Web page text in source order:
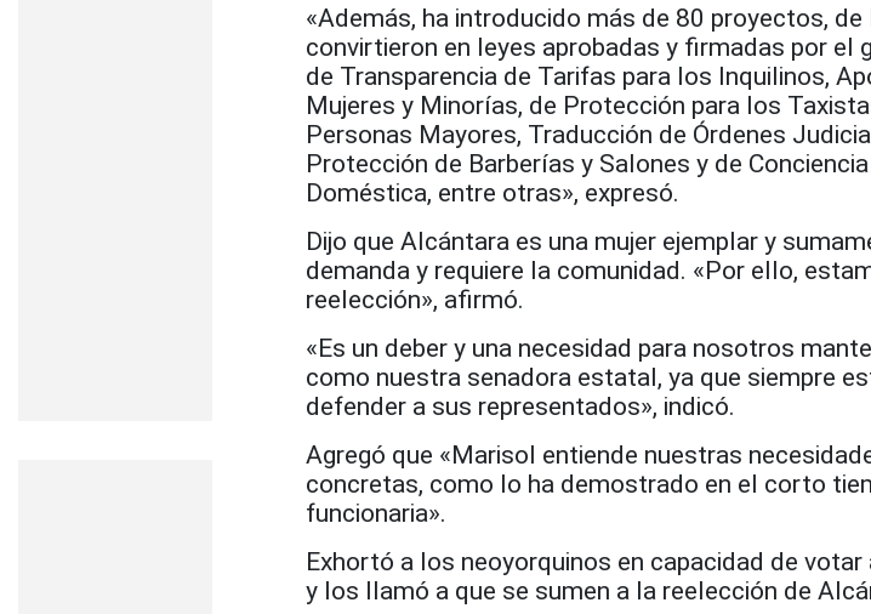
«Además, ha introducido más de 80 proyectos,
convirtieron en leyes aprobadas y firmadas por el
de Transparencia de Tarifas para los Inquilinos,
Mujeres y Minorías, de Protección para los
Personas Mayores, Traducción de Órdenes
Protección de Barberías y Salones y de
Doméstica, entre otras», expresó.
Dijo que Alcántara es una mujer ejemplar y
demanda y requiere la comunidad. «Por ello,
reelección», afirmó.
«Es un deber y una necesidad para nosotros
como nuestra senadora estatal, ya que siempre
defender a sus representados», indicó.
Agregó que «Marisol entiende nuestras
concretas, como lo ha demostrado en el corto
funcionaria».
Exhortó a los neoyorquinos en capacidad de
y los llamó a que se sumen a la reelección de